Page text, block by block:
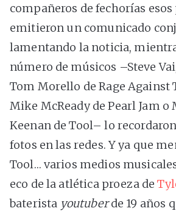
compañeros de fechorías
emitieron un comunicado
lamentando la noticia,
número de músicos –Steve
Tom Morello de Rage Against
Mike McReady de Pearl Jam o
Keenan de Tool– lo
fotos en las redes. Y ya que
Tool… varios medios
eco de la atlética proeza de
baterista youtuberde 19 años